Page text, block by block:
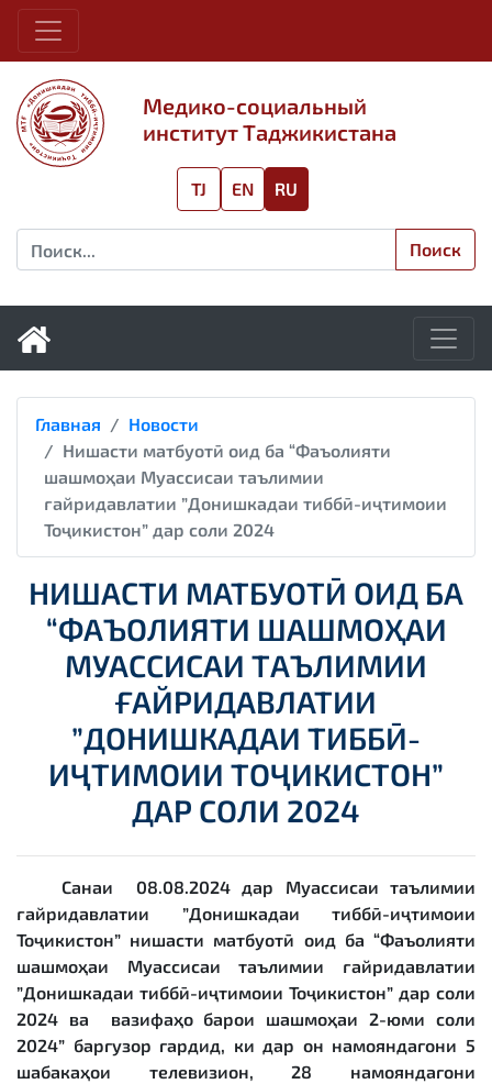
Медико-социальный
институт Таджикистана
Поиск
TJ RU
EN
Главная
Новости
Нишасти матбуотӣ оид ба “Фаъолияти
шашмоҳаи Муассисаи таълимии
ғайридавлатии ”Донишкадаи тиббӣ-иҷтимоии
Тоҷикистон” дар соли 2024
НИШАСТИ МАТБУОТӢ ОИД БА
“ФАЪОЛИЯТИ ШАШМОҲАИ
МУАССИСАИ ТАЪЛИМИИ
ҒАЙРИДАВЛАТИИ
”ДОНИШКАДАИ ТИББӢ-
ИҶТИМОИИ ТОҶИКИСТОН”
ДАР СОЛИ 2024
Санаи 08.08.2024 дар Муассисаи таълимии
ғайридавлатии ”Донишкадаи тиббӣ-иҷтимоии
Тоҷикистон” нишасти матбуотӣ оид ба “Фаъолияти
шашмоҳаи Муассисаи таълимии ғайридавлатии
”Донишкадаи тиббӣ-иҷтимоии Тоҷикистон” дар соли
2024 ва вазифаҳо барои шашмоҳаи 2-юми соли
2024” баргузор гардид, ки дар он намояндагони 5
шабакаҳои телевизион, 28 намояндагони